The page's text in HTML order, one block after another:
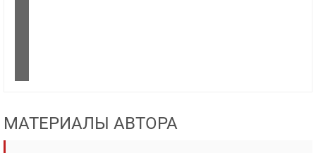
МАТЕРИАЛЫ АВТОРА